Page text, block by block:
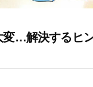
変…解決するヒ